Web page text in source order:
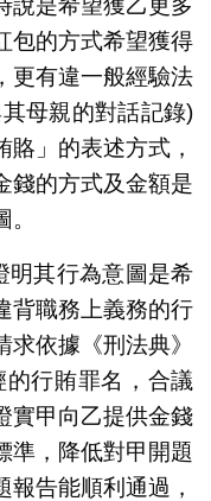
說是希望獲乙更多
包的方式希望獲得
更有違一般經驗法
母親的對話記錄)
」的表述方式，
錢的方式及金額是
明其行為意圖是希
背職務上義務的行
依據《刑法典》
行賄罪名，合議
實甲向乙提供金錢
準，降低對甲開題
告能順利通過，